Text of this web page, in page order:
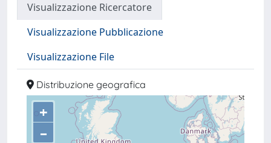
Visualizzazione Ricercatore
Visualizzazione Pubblicazione
Visualizzazione File
Distribuzione geografica
+
–